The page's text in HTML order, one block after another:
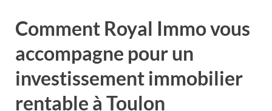
Comment Royal Immo vous
accompagne pour un
investissement immobilier
rentable à Toulon